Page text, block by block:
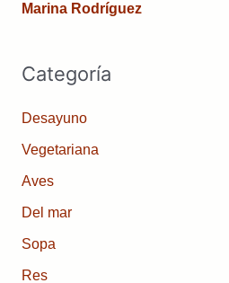
Marina Rodríguez
Categoría
Desayuno
Vegetariana
Aves
Del mar
Sopa
Res